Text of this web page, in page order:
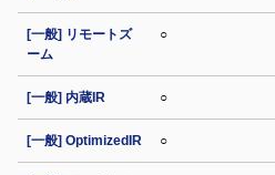
[一般] リモートズ
ーム
○
[一般] 内蔵IR ○
[一般] OptimizedIR ○